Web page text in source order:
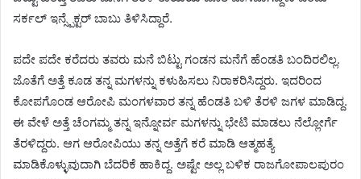
ಸರ್ಕಲ್ ಇನ್ಸ್ಪೆಕ್ಟರ್ ಬಾಬು ತಿಳಿಸಿದ್ದಾರೆ.
ಪದೇ ಪದೇ ಕರೆದರು ತವರು ಮನೆ ಬಿಟ್ಟು ಗಂಡನ ಮನೆಗೆ ಹೆಂಡತಿ ಬಂದಿರಲಿಲ್ಲ.
ಜೊತೆಗೆ ಅತ್ತೆ ಕೂಡ ತನ್ನ ಮಗಳನ್ನು ಕಳುಹಿಸಲು ನಿರಾಕರಿಸಿದ್ದರು. ಇದರಿಂದ
ಕೋಪಗೊಂಡ ಆರೋಪಿ ಮಂಗಳವಾರ ತನ್ನ ಹೆಂಡತಿ ಬಳಿ ತೆರಳಿ ಜಗಳ ಮಾಡಿದ್ದ.
ಈ ವೇಳೆ ಅತ್ತೆ ಚೆಂಗಮ್ಮ ತನ್ನ ಇನ್ನೋರ್ವ ಮಗಳನ್ನು ಭೇಟಿ ಮಾಡಲು ನೆಲ್ಲೋರ್ಗೆ
ತೆರಳಿದ್ದರು. ಆಗ ಆರೋಪಿಯು ತನ್ನ ಅತ್ತೆಗೆ ಕರೆ ಮಾಡಿ ಆತ್ಮಹತ್ಯೆ
ಮಾಡಿಕೊಳ್ಳುವುದಾಗಿ ಬೆದರಿಕೆ ಹಾಕಿದ್ದ. ಅಷ್ಟೇ ಅಲ್ಲ ಬಳಿಕ ರಾಜಗೋಪಾಲಪುರಂ